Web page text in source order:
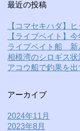
最近の投稿
【コマセキハダ】
【ライブベイト】
ライブベイト船 新
相模湾のシロギス
アコウ船で釣果を
アーカイブ
2024年11月
2023年8月